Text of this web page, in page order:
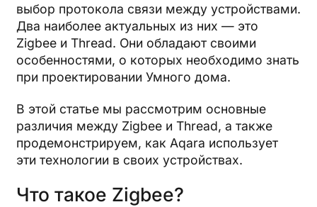
выбор протокола связи между устройствами.
Два наиболее актуальных из них — это
Zigbee и Thread. Они обладают своими
особенностями, о которых необходимо знать
при проектировании Умного дома.
В этой статье мы рассмотрим основные
различия между Zigbee и Thread, а также
продемонстрируем, как Aqara использует
эти технологии в своих устройствах.
Что такое Zigbee?